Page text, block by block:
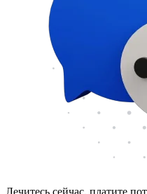
Лечитесь сейчас, платите